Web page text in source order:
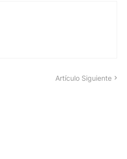
Artículo Siguiente